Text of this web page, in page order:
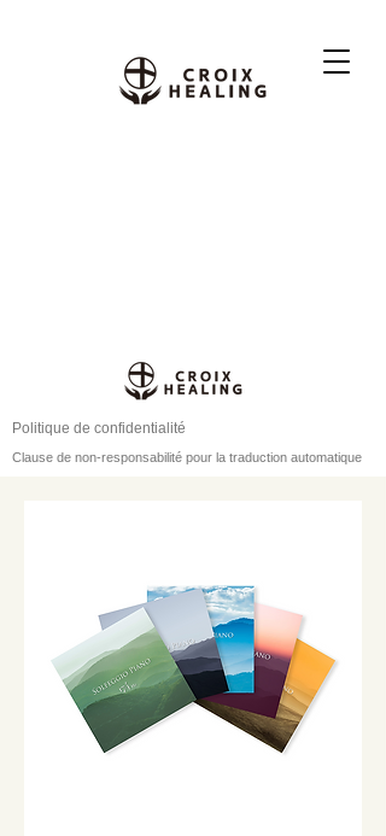
Politique de confidentialité
Clause de non-responsabilité pour la traduction automatique